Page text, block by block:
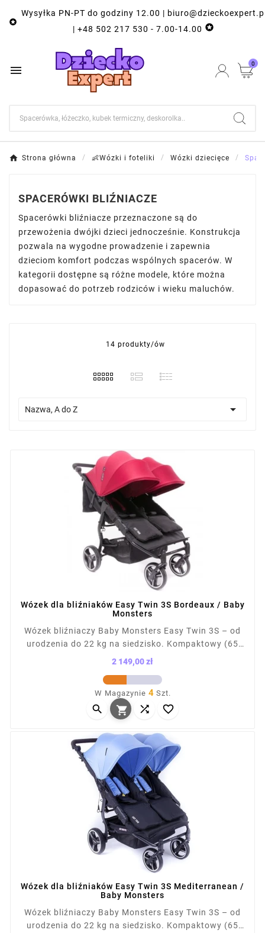

Wysyłka PN-PT do godziny 12.00 |
| +48 502 217 530 - 7.00-14.00 
 0
Strona główna 👶Wózki i foteliki Wózki dziecięce
SPACERÓWKI BLIŹNIACZE
Spacerówki bliźniacze przeznaczone są do
przewożenia dwójki dzieci jednocześnie. Konstrukcja
pozwala na wygodne prowadzenie i zapewnia
dzieciom komfort podczas wspólnych spacerów. W
kategorii dostępne są różne modele, które można
dopasować do potrzeb rodziców i wieku maluchów.
14 produkty/ów
Nazwa, A do Z 
Wózek dla bliźniaków Easy Twin 3S Bordeaux / Baby
Monsters
Wózek bliźniaczy Baby Monsters Easy Twin 3S – od
urodzenia do 22 kg na siedzisko. Kompaktowy (65
cm szer.), łatwy do prowadzenia, mieści się w
terenowymi i amortyzacją. Kompatybilny z fotelikami
(ponad 12 konfiguracji). Waga z siedziskiem: 13,1 kg,
po złożeniu: 87×65×28 cm.
2 149,00 zł
W Magazynie 4Szt.
   
Wózek dla bliźniaków Easy Twin 3S Mediterranean /
Baby Monsters
Wózek bliźniaczy Baby Monsters Easy Twin 3S – od
urodzenia do 22 kg na siedzisko. Kompaktowy (65